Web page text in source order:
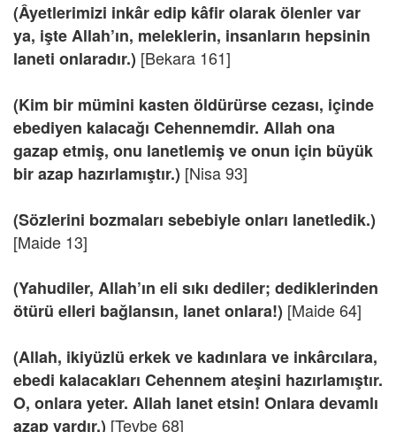
(Âyetlerimizi inkâr edip kâfir olarak ölenler var
ya, işte Allah’ın, meleklerin, insanların hepsinin
laneti onlaradır.) [Bekara 161]
(Kim bir mümini kasten öldürürse cezası, içinde
ebediyen kalacağı Cehennemdir. Allah ona
gazap etmiş, onu lanetlemiş ve onun için büyük
bir azap hazırlamıştır.) [Nisa 93]
(Sözlerini bozmaları sebebiyle onları lanetledik.)
[Maide 13]
(Yahudiler, Allah’ın eli sıkı dediler; dediklerinden
ötürü elleri bağlansın, lanet onlara!) [Maide 64]
(Allah, ikiyüzlü erkek ve kadınlara ve inkârcılara,
ebedi kalacakları Cehennem ateşini hazırlamıştır.
O, onlara yeter. Allah lanet etsin! Onlara devamlı
azap vardır.) [Tevbe 68]